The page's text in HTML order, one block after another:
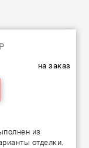
на заказ
из
отделки.